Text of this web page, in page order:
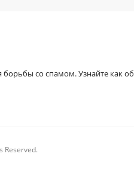
борьбы со спамом. Узнайте как
Reserved.